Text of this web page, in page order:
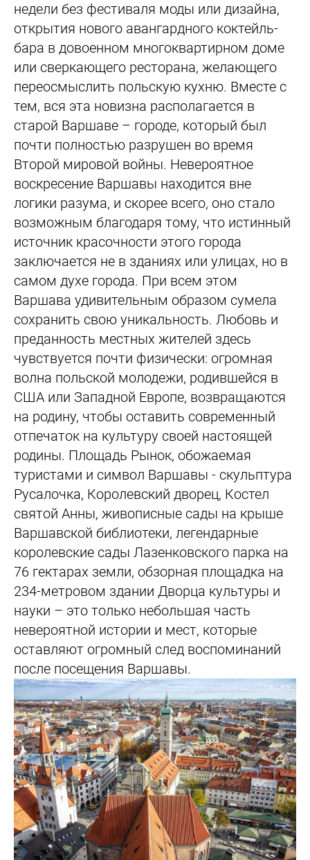
недели без фестиваля моды или дизайна,
открытия нового авангардного коктейль-
бара в довоенном многоквартирном доме
или сверкающего ресторана, желающего
переосмыслить польскую кухню. Вместе с
тем, вся эта новизна располагается в
старой Варшаве – городе, который был
почти полностью разрушен во время
Второй мировой войны. Невероятное
воскресение Варшавы находится вне
логики разума, и скорее всего, оно стало
возможным благодаря тому, что истинный
источник красочности этого города
заключается не в зданиях или улицах, но в
самом духе города. При всем этом
Варшава удивительным образом сумела
сохранить свою уникальность. Любовь и
преданность местных жителей здесь
чувствуется почти физически: огромная
волна польской молодежи, родившейся в
США или Западной Европе, возвращаются
на родину, чтобы оставить современный
отпечаток на культуру своей настоящей
родины. Площадь Рынок, обожаемая
туристами и символ Варшавы - скульптура
Русалочка, Королевский дворец, Костел
святой Анны, живописные сады на крыше
Варшавской библиотеки, легендарные
королевские сады Лазенковского парка на
76 гектарах земли, обзорная площадка на
234-метровом здании Дворца культуры и
науки – это только небольшая часть
невероятной истории и мест, которые
оставляют огромный след воспоминаний
после посещения Варшавы.